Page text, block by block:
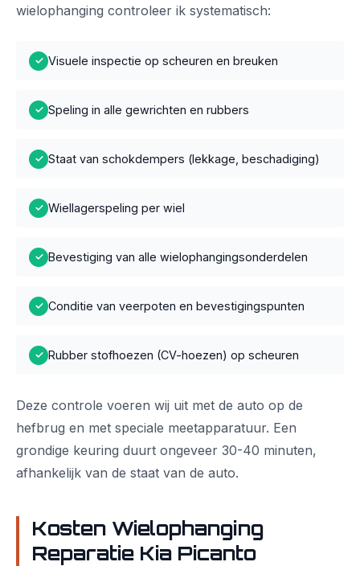
wielophanging controleer ik systematisch:
✓ Visuele inspectie op scheuren en breuken
✓ Speling in alle gewrichten en rubbers
✓ Staat van schokdempers (lekkage, beschadiging)
✓ Wiellagerspeling per wiel
✓ Bevestiging van alle wielophangingsonderdelen
✓ Conditie van veerpoten en bevestigingspunten
✓ Rubber stofhoezen (CV-hoezen) op scheuren
Deze controle voeren wij uit met de auto op de
hefbrug en met speciale meetapparatuur. Een
grondige keuring duurt ongeveer 30-40 minuten,
afhankelijk van de staat van de auto.
Kosten Wielophanging
Reparatie Kia Picanto